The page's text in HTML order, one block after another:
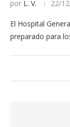
por L. V. 22/
El Hospital
preparado para